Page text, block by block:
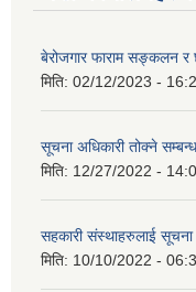
बेरोजगार फाराम सङ्कलन र
मिति: 02/12/2023 -
सूचना अधिकारी तोक्ने
मिति: 12/27/2022 -
सहकारी संस्थाहरुलाई सूचना
मिति: 10/10/2022 -